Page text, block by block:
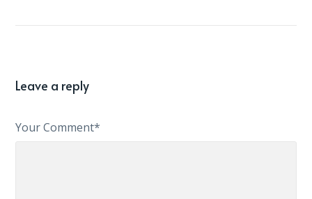
Leave a reply
Your Comment*